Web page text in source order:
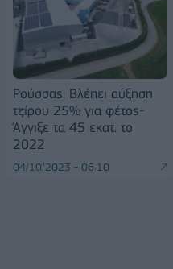
Ρούσσας: Βλέπει αύξηση
τζίρου 25% για φέτος-
Άγγιξε τα 45 εκατ. το
2022
04/10/2023 - 06:10